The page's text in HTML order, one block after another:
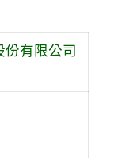
份有限公司